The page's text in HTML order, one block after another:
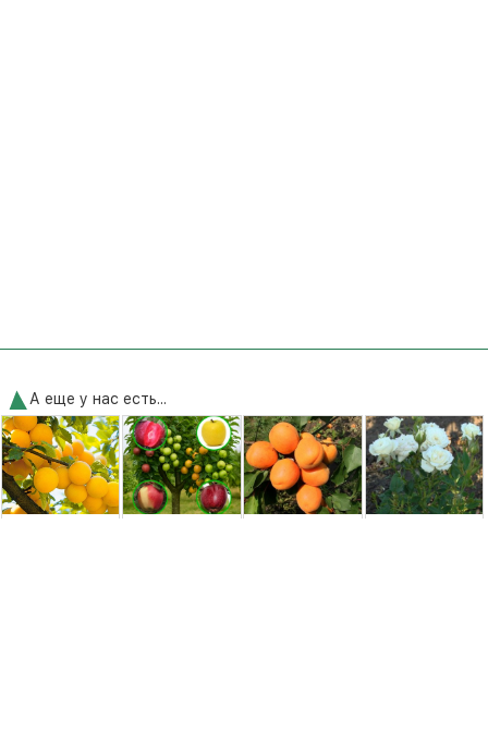
А еще у нас есть...